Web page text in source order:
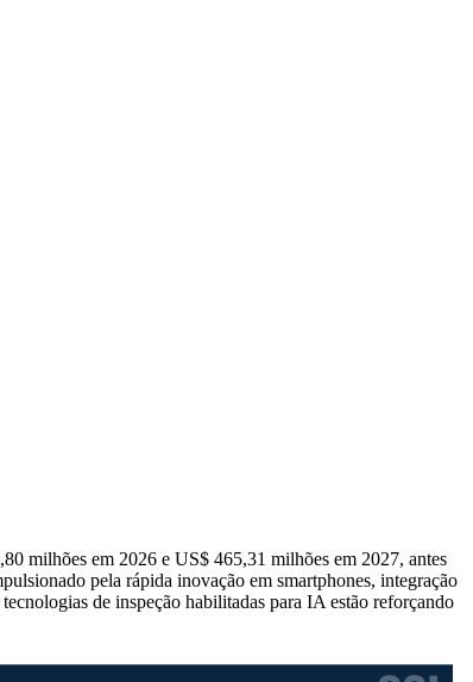
milhões em 2026 e US$ 465,31 milhões em 2027, antes
pela rápida inovação em smartphones, integração
de inspeção habilitadas para IA estão reforçando